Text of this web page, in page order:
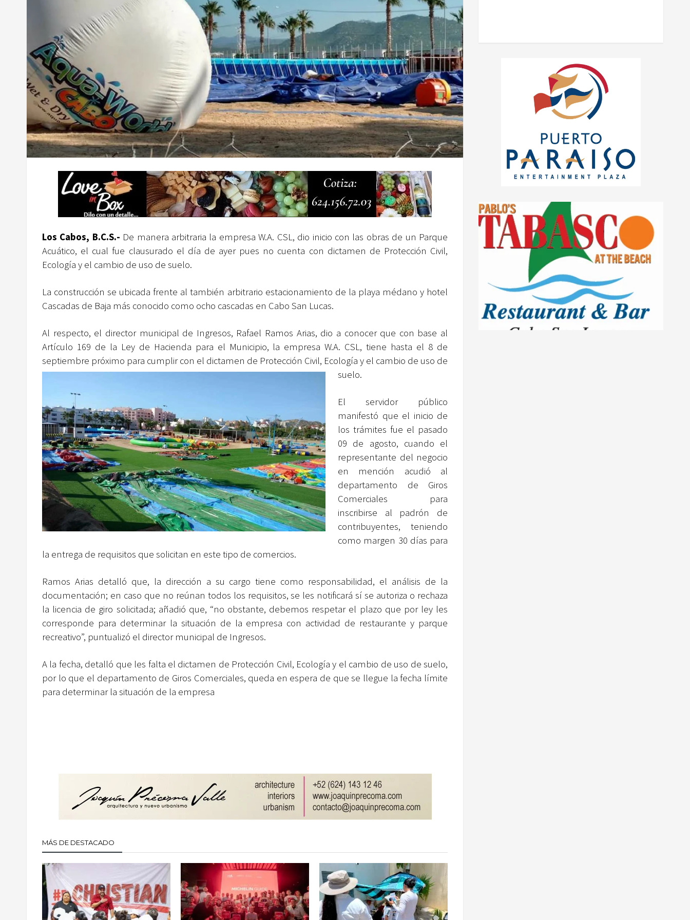
Los Cabos, B.C.S.- De manera arbitraria la empresa W.A. CSL, dio inicio con las obras de un Parque
Acuático, el cual fue clausurado el día de ayer pues no cuenta con dictamen de Protección Civil,
Ecología y el cambio de uso de suelo.
La construcción se ubicada frente al también arbitrario estacionamiento de la playa médano y hotel
Cascadas de Baja más conocido como ocho cascadas en Cabo San Lucas.
Al respecto, el director municipal de Ingresos, Rafael Ramos Arias, dio a conocer que con base al
Artículo 169 de la Ley de Hacienda para el Municipio, la empresa W.A. CSL, tiene hasta el 8 de
septiembre próximo para cumplir con el dictamen de Protección Civil, Ecología y el cambio de uso de
suelo.
El servidor público
manifestó que el inicio de
los trámites fue el pasado
09 de agosto, cuando el
representante del negocio
en mención acudió al
departamento de Giros
Comerciales para
inscribirse al padrón de
contribuyentes, teniendo
como margen 30 días para
la entrega de requisitos que solicitan en este tipo de comercios.
Ramos Arias detalló que, la dirección a su cargo tiene como responsabilidad, el análisis de la
documentación; en caso que no reúnan todos los requisitos, se les notificará sí se autoriza o rechaza
la licencia de giro solicitada; añadió que, “no obstante, debemos respetar el plazo que por ley les
corresponde para determinar la situación de la empresa con actividad de restaurante y parque
recreativo”, puntualizó el director municipal de Ingresos.
A la fecha, detalló que les falta el dictamen de Protección Civil, Ecología y el cambio de uso de suelo,
por lo que el departamento de Giros Comerciales, queda en espera de que se llegue la fecha límite
para determinar la situación de la empresa
MÁS DE DESTACADO